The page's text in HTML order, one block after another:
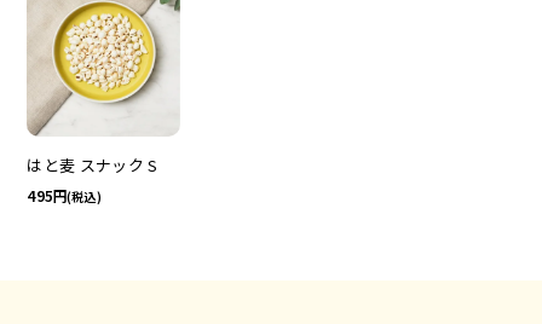
はと麦 スナック S
495 (税込)